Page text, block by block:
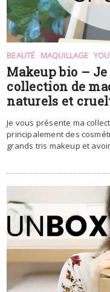
BEAUTÉ MAQUILLAGE
Makeup bio –
collection de
naturels et
Je vous présente ma
principalement des
grands tris makeup et